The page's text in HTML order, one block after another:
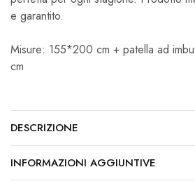
e garantito.
Misure: 155*200 cm + patella ad
cm
DESCRIZIONE
INFORMAZIONI AGGIUNTIVE